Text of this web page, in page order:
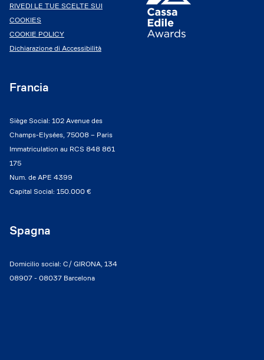
RIVEDI LE TUE SCELTE SUI
COOKIES
COOKIE POLICY
Dichiarazione di Accessibilità
Francia
Siège Social: 102 Avenue des
Champs-Elysées, 75008 – Paris
Immatriculation au RCS 848 861
175
Num. de APE 4399
Capital Social: 150.000 €
Spagna
Domicilio social: C/ GIRONA, 134
08907 - 08037 Barcelona